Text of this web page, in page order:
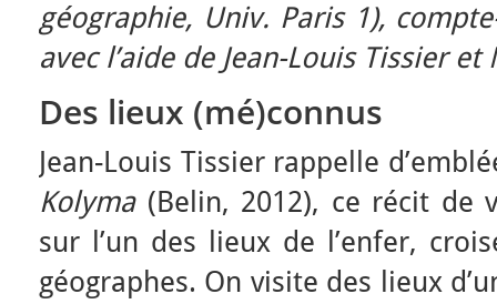
géographie, Univ. Paris 1),
avec l’aide de Jean-Louis Tissier
Des lieux (mé)connus
Jean-Louis Tissier rappelle
Kolyma (Belin, 2012), ce récit de
sur l’un des lieux de l’enfer,
géographes. On visite des lieux